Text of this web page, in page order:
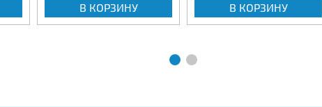
В КОРЗИНУ В КОРЗИНУ